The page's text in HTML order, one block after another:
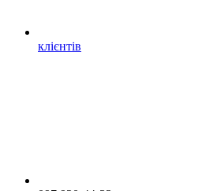
клієнтів